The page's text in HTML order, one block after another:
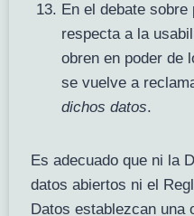
En el debate
respecta a la
obren en poder de
se vuelve a
dichos datos.
Es adecuado que ni la
datos abiertos ni el
Datos establezcan una